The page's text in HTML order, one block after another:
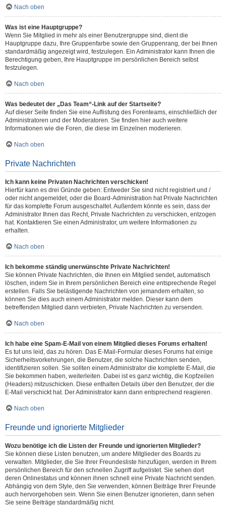
Nach oben
Was ist eine Hauptgruppe?
Wenn Sie Mitglied in mehr als einer Benutzergruppe sind, dient die
Hauptgruppe dazu, Ihre Gruppenfarbe sowie den Gruppenrang, der bei Ihnen
standardmäßig angezeigt wird, festzulegen. Ein Administrator kann Ihnen die
Berechtigung geben, Ihre Hauptgruppe im persönlichen Bereich selbst
festzulegen.
Nach oben
Was bedeutet der „Das Team“-Link auf der Startseite?
Auf dieser Seite finden Sie eine Auflistung des Forenteams, einschließlich der
Administratoren und der Moderatoren. Sie finden hier auch weitere
Informationen wie die Foren, die diese im Einzelnen moderieren.
Nach oben
Private Nachrichten
Ich kann keine Privaten Nachrichten verschicken!
Hierfür kann es drei Gründe geben: Entweder Sie sind nicht registriert und /
oder nicht angemeldet, oder die Board-Administration hat Private Nachrichten
für das komplette Forum ausgeschaltet. Außerdem könnte es sein, dass der
Administrator Ihnen das Recht, Private Nachrichten zu verschicken, entzogen
hat. Kontaktieren Sie einen Administrator, um weitere Informationen zu
erhalten.
Nach oben
Ich bekomme ständig unerwünschte Private Nachrichten!
Sie können Private Nachrichten, die Ihnen ein Mitglied sendet, automatisch
löschen, indem Sie in Ihrem persönlichen Bereich eine entsprechende Regel
erstellen. Falls Sie belästigende Nachrichten von jemandem erhalten, so
können Sie dies auch einem Administrator melden. Dieser kann dem
betreffenden Mitglied dann verbieten, Private Nachrichten zu versenden.
Nach oben
Ich habe eine Spam-E-Mail von einem Mitglied dieses Forums erhalten!
Es tut uns leid, das zu hören. Das E-Mail-Formular dieses Forums hat einige
Sicherheitsvorkehrungen, die Benutzer, die solche Nachrichten senden,
identifizieren sollen. Sie sollten einem Administrator die komplette E-Mail, die
Sie bekommen haben, weiterleiten. Dabei ist es ganz wichtig, die Kopfzeilen
(Headers) mitzuschicken. Diese enthalten Details über den Benutzer, der die
E-Mail verschickt hat. Der Administrator kann dann entsprechend reagieren.
Nach oben
Freunde und ignorierte Mitglieder
Wozu benötige ich die Listen der Freunde und ignorierten Mitglieder?
Sie können diese Listen benutzen, um andere Mitglieder des Boards zu
verwalten. Mitglieder, die Sie Ihrer Freundesliste hinzufügen, werden in Ihrem
persönlichen Bereich für den schnellen Zugriff aufgelistet. Sie sehen dort
deren Onlinestatus und können ihnen schnell eine Private Nachricht senden.
Abhängig von dem Style, den Sie verwenden, können Beiträge Ihrer Freunde
auch hervorgehoben sein. Wenn Sie einen Benutzer ignorieren, dann sehen
Sie seine Beiträge standardmäßig nicht.